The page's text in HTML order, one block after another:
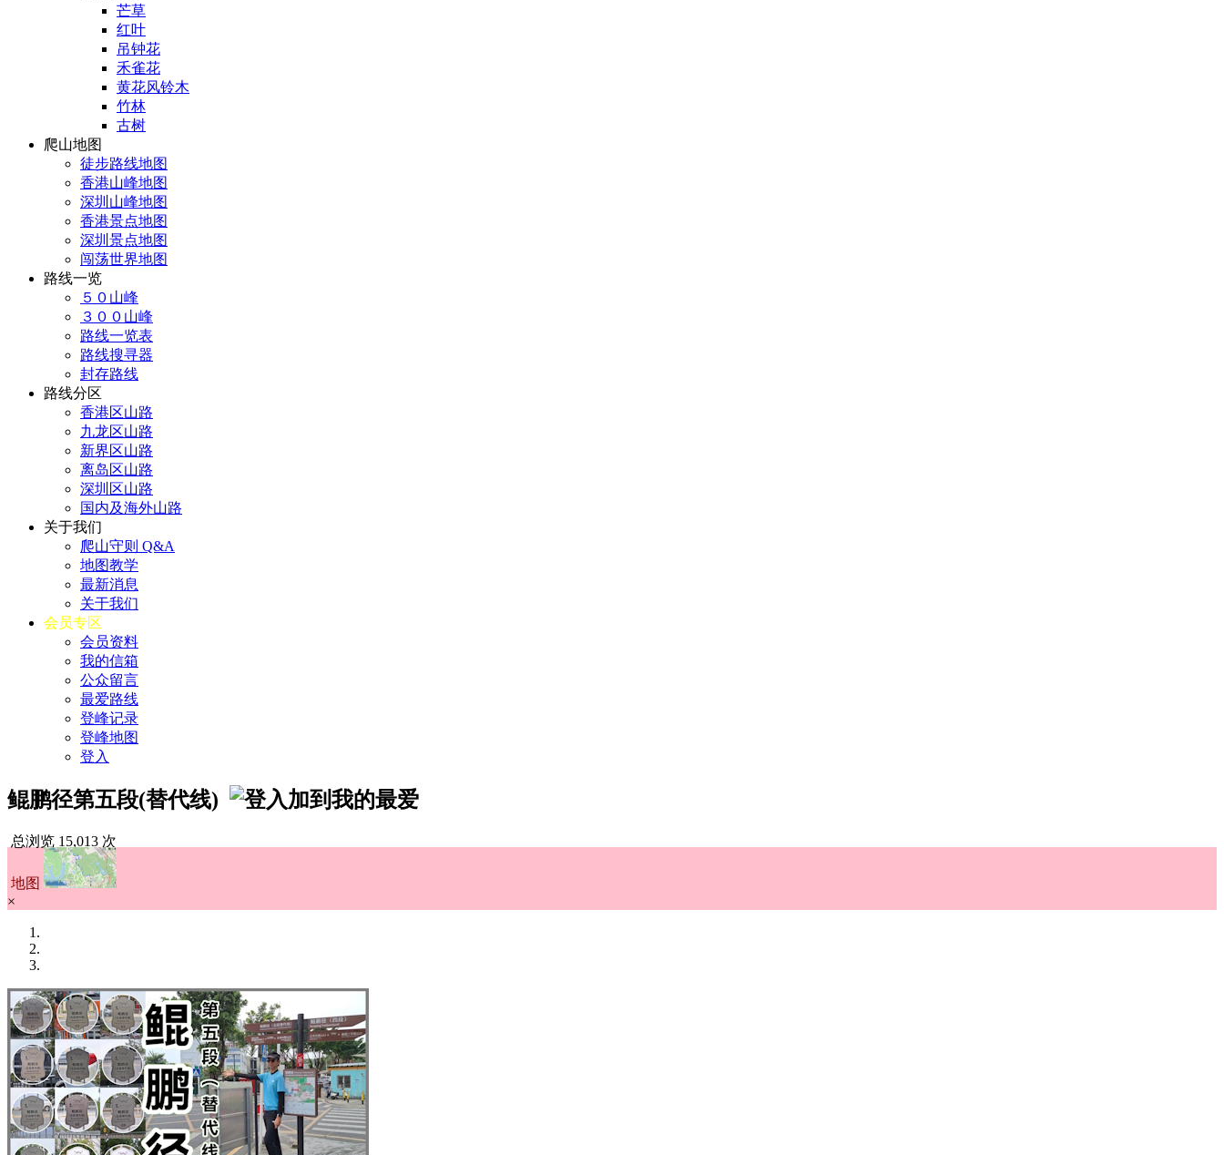
芒草
红叶
吊钟花
禾雀花
黄花风铃木
竹林
古树
爬山地图
徒步路线地图
香港山峰地图
深圳山峰地图
香港景点地图
深圳景点地图
闯荡世界地图
路线一览
５０山峰
３００山峰
路线一览表
路线搜寻器
封存路线
路线分区
香港区山路
九龙区山路
新界区山路
离岛区山路
深圳区山路
国内及海外山路
关于我们
爬山守则 Q&A
地图教学
最新消息
关于我们
会员专区
会员资料
我的信箱
公众留言
最爱路线
登峰记录
登峰地图
登入
鲲鹏径第五段(替代线)
总浏览 15,013 次
地图
×